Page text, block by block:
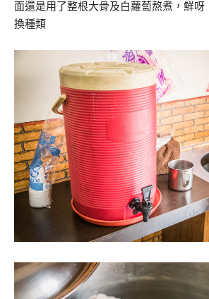
面還是用了整根大骨及白蘿蔔熬煮，鮮呀
換種類